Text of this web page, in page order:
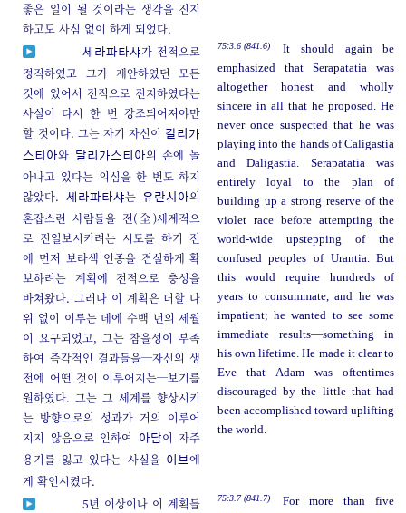
좋은 일이 될 것이라는 생각을 진지
하고도 사심 없이 하게 되었다.
세라파타샤가 전적으로
정직하였고 그가 제안하였던 모든
것에 있어서 전적으로 진지하였다는
사실이 다시 한 번 강조되어져야만
할 것이다. 그는 자기 자신이 칼리가
스티아와 달리가스티아의 손에 놀
아나고 있다는 의심을 한 번도 하지
않았다.
세라파타샤는유란시아의
혼잡스런 사람들을 전(全)세계적으
로 진일보시키려는 시도를 하기 전
에 먼저 보라색 인종을 견실하게 확
보하려는 계획에 전적으로 충성을
바쳐왔다. 그러나 이 계획은 더할 나
위 없이 이루는 데에 수백 년의 세월
이 요구되었고, 그는 참을성이 부족
하여 즉각적인 결과들을─자신의 생
전에 어떤 것이 이루어지는─보기를
원하였다. 그는 그 세계를 향상시키
는 방향으로의 성과가 거의 이루어
지지 않음으로 인하여
아담이 자주
용기를 잃고 있다는 사실을 이브에
게 확인시켰다.
75:3.6 (841.6)
It should again be
emphasized that Serapatatia was
altogether honest and wholly
sincere in all that he proposed. He
never once suspected that he was
playing into the hands of Caligastia
and Daligastia. Serapatatia was
entirely loyal to the plan of
building up a strong reserve of the
violet race before attempting the
world-wide upstepping of the
confused peoples of Urantia. But
this would require hundreds of
years to consummate, and he was
impatient; he wanted to see some
immediate results—something in
his own lifetime. He made it clear to
Eve that Adam was oftentimes
discouraged by the little that had
been accomplished toward uplifting
the world.
5년 이상이나 이 계획들
75:3.7 (841.7)
For more than five